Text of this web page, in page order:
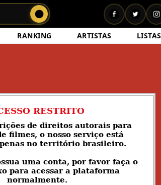
RANKING ARTISTAS LISTAS
RESTRITO
de direitos autorais para
filmes, o nosso serviço está
no território brasileiro.
uma conta, por favor faça o
para acessar a plataforma
normalmente.